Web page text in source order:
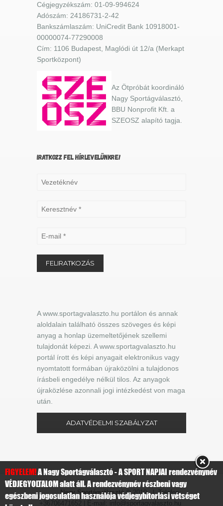
Cégjegyzékszám: 01-09-994624
Adószám: 24186731-2-42
Bankszámlaszám: UniCredit Bank 10918001-
00000074-77290008
Cím: 1106 Budapest, Maglódi út 12/a (Merkapt
Sportközpont)
Az Ötpróbát koordináló
Nagy Sportágválasztó,
BBU Nonprofit Kft. a
SZEOSZ alapító tagja.
IRATKOZZ FEL HÍRLEVELÜNKRE!
A www.sportagvalaszto.hu portálon és annak
aloldalain található összes szöveges és képi
anyag a honlap üzemeltetőjének szellemi
tulajdonát képezi. A www.sportagvalaszto.hu
portál írott és képi anyagait elektronikus vagy
nyomtatott formában újraközölni a tulajdonos
írásbeli engedélye nélkül tilos. Az anyagok
újraközlése azonnali jogi intézkedést von maga
után.
ADATVÉDELMI SZABÁLYZAT
Nagy Sportágválasztó© 2019 | Telefon:
+36706471652 | E-mail: info@sportagvalaszto.hu
FIGYELEM!A Nagy Sportágválasztó - A SPORT NAPJAI rendezvénynév
VÉDJEGYOLTALOM alatt áll. A rendezvénynév részbeni vagy
egészbeni jogosulatlan használója védjegybitorlási vétséget